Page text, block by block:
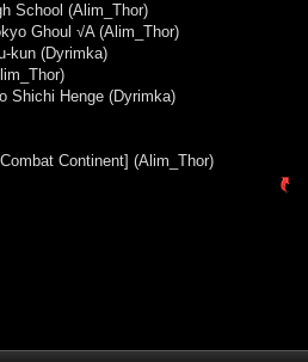
School (Alim_Thor)
Ghoul √A (Alim_Thor)
kun (Dyrimka)
Shichi Henge (Dyrimka)
Continent] (Alim_Thor)